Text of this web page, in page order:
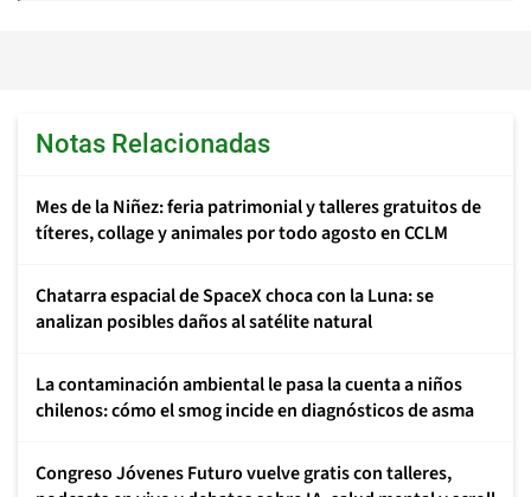
Notas Relacionadas
Mes de la Niñez: feria patrimonial y talleres gratuitos de
títeres, collage y animales por todo agosto en CCLM
Chatarra espacial de SpaceX choca con la Luna: se
analizan posibles daños al satélite natural
La contaminación ambiental le pasa la cuenta a niños
chilenos: cómo el smog incide en diagnósticos de asma
Congreso Jóvenes Futuro vuelve gratis con talleres,